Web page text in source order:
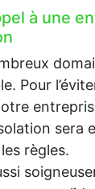
à une
Pour
sera
règles.